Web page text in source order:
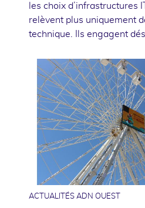
les choix d’infrastructures
relèvent plus uniquement
technique. Ils engagent
ACTUALITÉS ADN OUEST